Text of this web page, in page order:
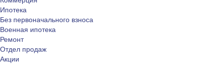
Ипотека
Без первоначального взноса
Военная ипотека
Ремонт
Отдел продаж
Акции